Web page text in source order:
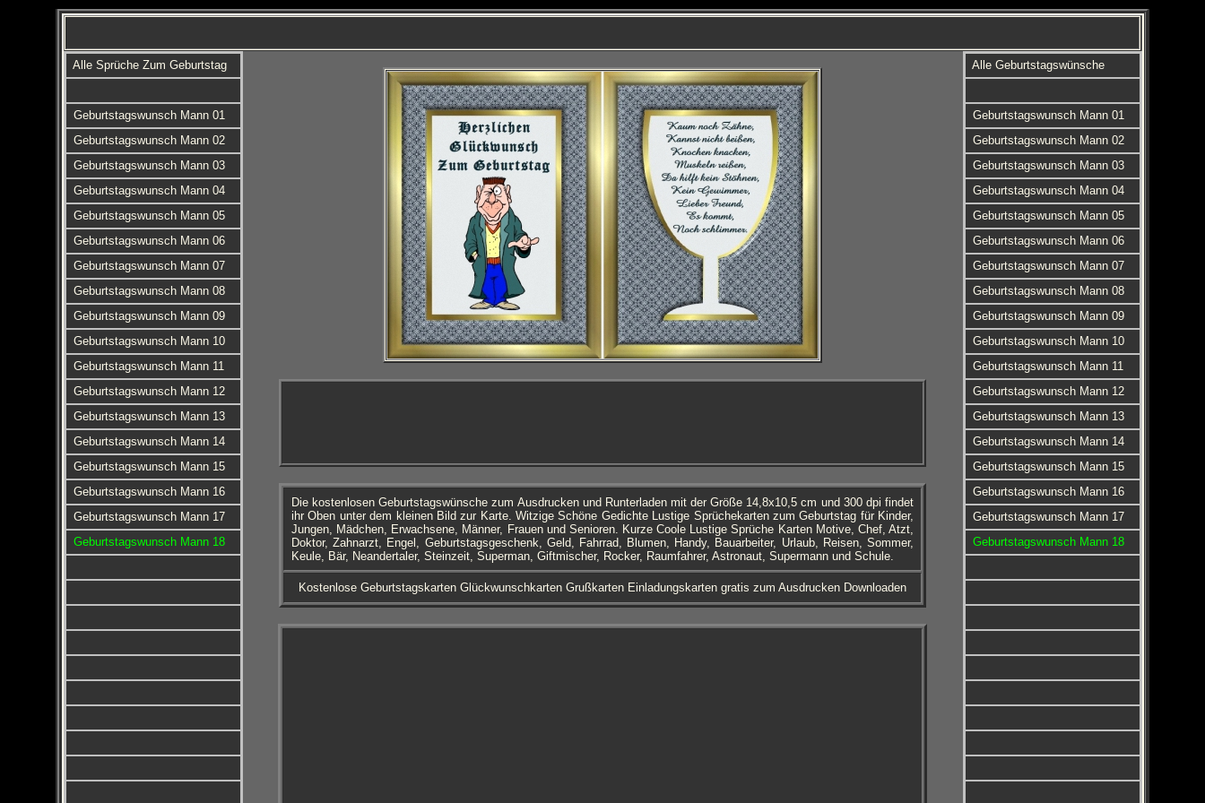
Alle Sprüche Zum Geburtstag
Geburtstagswunsch Mann 01
Geburtstagswunsch Mann 02
Geburtstagswunsch Mann 03
Geburtstagswunsch Mann 04
Geburtstagswunsch Mann 05
Geburtstagswunsch Mann 06
Geburtstagswunsch Mann 07
Geburtstagswunsch Mann 08
Geburtstagswunsch Mann 09
Geburtstagswunsch Mann 10
Geburtstagswunsch Mann 11
Geburtstagswunsch Mann 12
Geburtstagswunsch Mann 13
Geburtstagswunsch Mann 14
Geburtstagswunsch Mann 15
Geburtstagswunsch Mann 16
Geburtstagswunsch Mann 17
Geburtstagswunsch Mann 18
Die kostenlosen Geburtstagswünsche zum Ausdrucken und Runterladen mit der Größe 14,8x10,5 cm und 300 dpi findet
ihr Oben unter dem kleinen Bild zur Karte. Witzige Schöne Gedichte Lustige Sprüchekarten zum Geburtstag für Kinder,
Jungen, Mädchen, Erwachsene, Männer, Frauen und Senioren. Kurze Coole Lustige Sprüche Karten Motive, Chef, Atzt,
Doktor, Zahnarzt, Engel, Geburtstagsgeschenk, Geld, Fahrrad, Blumen, Handy, Bauarbeiter, Urlaub, Reisen, Sommer,
Keule, Bär, Neandertaler, Steinzeit, Superman, Giftmischer, Rocker, Raumfahrer, Astronaut, Supermann und Schule.
Kostenlose Geburtstagskarten Glückwunschkarten Grußkarten Einladungskarten gratis zum Ausdrucken Downloaden
Alle Geburtstagswünsche
Geburtstagswunsch Mann 01
Geburtstagswunsch Mann 02
Geburtstagswunsch Mann 03
Geburtstagswunsch Mann 04
Geburtstagswunsch Mann 05
Geburtstagswunsch Mann 06
Geburtstagswunsch Mann 07
Geburtstagswunsch Mann 08
Geburtstagswunsch Mann 09
Geburtstagswunsch Mann 10
Geburtstagswunsch Mann 11
Geburtstagswunsch Mann 12
Geburtstagswunsch Mann 13
Geburtstagswunsch Mann 14
Geburtstagswunsch Mann 15
Geburtstagswunsch Mann 16
Geburtstagswunsch Mann 17
Geburtstagswunsch Mann 18